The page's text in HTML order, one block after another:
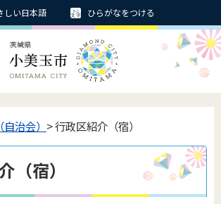
しい日本語 ひらがなをつける
治会） > 行政区紹介（宿）
（宿）